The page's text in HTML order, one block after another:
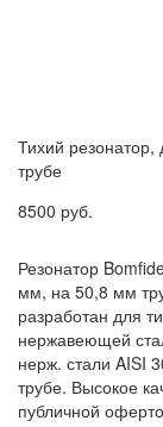
Тихий
трубе
8500 руб.
Резонатор
мм, на 50,8 мм
разработан для
нержавеющей
нерж. стали AISI
трубе. Высокое
публичной